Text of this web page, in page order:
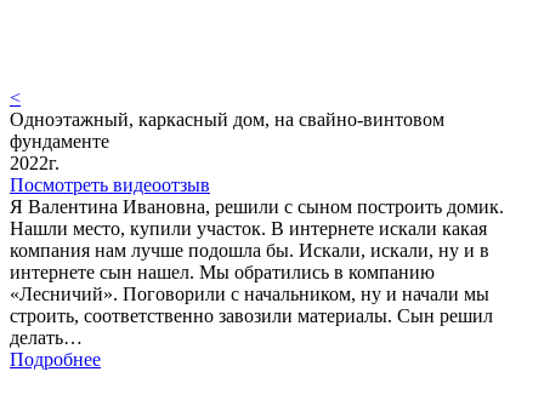
<
Одноэтажный, каркасный дом, на свайно-винтовом
фундаменте
2022г.
Посмотреть видеоотзыв
Я Валентина Ивановна, решили с сыном построить домик.
Нашли место, купили участок. В интернете искали какая
компания нам лучше подошла бы. Искали, искали, ну и в
интернете сын нашел. Мы обратились в компанию
«Лесничий». Поговорили с начальником, ну и начали мы
строить, соответственно завозили материалы. Сын решил
делать…
Подробнее